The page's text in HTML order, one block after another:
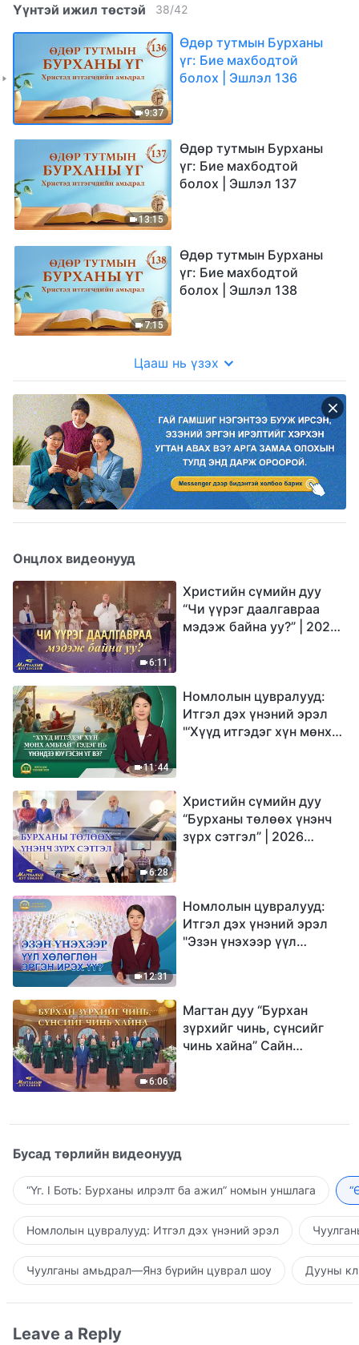
Үүнтэй ижил төстэй 38/42
9:37
Өдөр тутмын Бурханы
үг: Бие махбодтой
болох | Эшлэл 136
13:15
Өдөр тутмын Бурханы
үг: Бие махбодтой
болох | Эшлэл 137
7:15
Өдөр тутмын Бурханы
үг: Бие махбодтой
болох | Эшлэл 138
Цааш нь үзэх
Онцлох видеонууд
6:11
Христийн сүмийн дуу
“Чи үүрэг даалгавраа
мэдэж байна уу?” | 2026
11:44
Номлолын цувралууд:
Итгэл дэх үнэний эрэл
"‘Хүүд итгэдэг хүн мөнх
6:28
Христийн сүмийн дуу
“Бурханы төлөөх үнэнч
зүрх сэтгэл” | 2026
12:31
Номлолын цувралууд:
Итгэл дэх үнэний эрэл
"Эзэн үнэхээр үүл
6:06
Магтан дуу “Бурхан
зүрхийг чинь, сүнсийг
чинь хайна” Сайн
Бусад төрлийн видеонууд
“Үг. I Боть: Бурханы илрэлт ба ажил” номын уншлага
Номлолын цувралууд: Итгэл дэх үнэний эрэл
Чуулганы амьдрал—Янз бүрийн цуврал шоу Дууны
Leave a Reply